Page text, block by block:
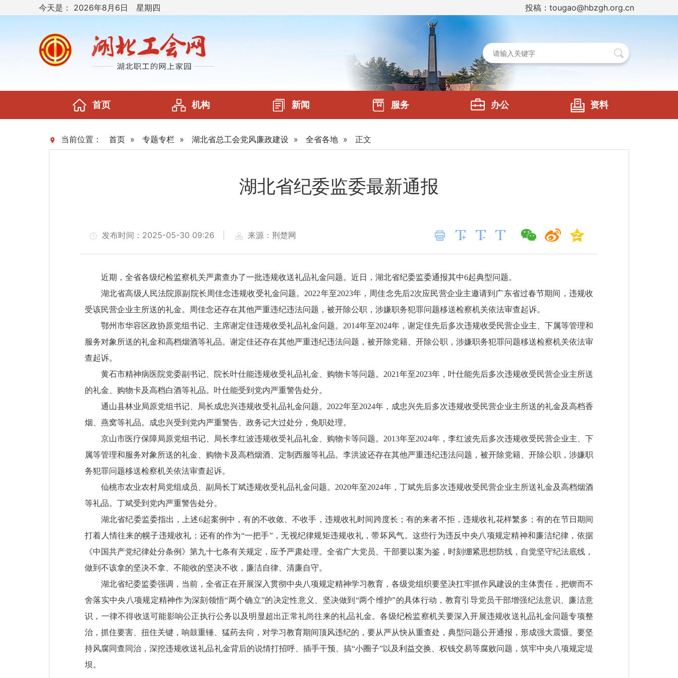
今天是： 2026年8月6日 星期四 投稿：tougao@hbzgh.org.cn
首页 机构 新闻 服务 办公 资料
当前位置： 首页 » 专题专栏 » 湖北省总工会党风廉政建设 » 全省各地 » 正文
湖北省纪委监委最新通报
发布时间：2025-05-30 09:26 来源：荆楚网
近期，全省各级纪检监察机关严肃查办了一批违规收送礼品礼金问题。近日，湖北省纪委监委通报其中6起典型问题。
湖北省高级人民法院原副院长周佳念违规收受礼金问题。2022年至2023年，周佳念先后2次应民营企业主邀请到广东省过春节期间，违规收
受该民营企业主所送的礼金。周佳念还存在其他严重违纪违法问题，被开除公职，涉嫌职务犯罪问题移送检察机关依法审查起诉。
鄂州市华容区政协原党组书记、主席谢定佳违规收受礼品礼金问题。2014年至2024年，谢定佳先后多次违规收受民营企业主、下属等管理和
服务对象所送的礼金和高档烟酒等礼品。谢定佳还存在其他严重违纪违法问题，被开除党籍、开除公职，涉嫌职务犯罪问题移送检察机关依法审
查起诉。
黄石市精神病医院党委副书记、院长叶仕能违规收受礼品礼金、购物卡等问题。2021年至2023年，叶仕能先后多次违规收受民营企业主所送
的礼金、购物卡及高档白酒等礼品。叶仕能受到党内严重警告处分。
通山县林业局原党组书记、局长成忠兴违规收受礼品礼金问题。2022年至2024年，成忠兴先后多次违规收受民营企业主所送的礼金及高档香
烟、燕窝等礼品。成忠兴受到党内严重警告、政务记大过处分，免职处理。
京山市医疗保障局原党组书记、局长李红波违规收受礼品礼金、购物卡等问题。2013年至2024年，李红波先后多次违规收受民营企业主、下
属等管理和服务对象所送的礼金、购物卡及高档烟酒、定制西服等礼品。李洪波还存在其他严重违纪违法问题，被开除党籍、开除公职，涉嫌职
务犯罪问题移送检察机关依法审查起诉。
仙桃市农业农村局党组成员、副局长丁斌违规收受礼品礼金问题。2020年至2024年，丁斌先后多次违规收受民营企业主所送礼金及高档烟酒
等礼品。丁斌受到党内严重警告处分。
湖北省纪委监委指出，上述6起案例中，有的不收敛、不收手，违规收礼时间跨度长；有的来者不拒，违规收礼花样繁多；有的在节日期间
打着人情往来的幌子违规收礼；还有的作为“一把手”，无视纪律规矩违规收礼，带坏风气。这些行为违反中央八项规定精神和廉洁纪律，依据
《中国共产党纪律处分条例》第九十七条有关规定，应予严肃处理。全省广大党员、干部要以案为鉴，时刻绷紧思想防线，自觉坚守纪法底线，
做到不该拿的坚决不拿、不能收的坚决不收，廉洁自律、清廉自守。
湖北省纪委监委强调，当前，全省正在开展深入贯彻中央八项规定精神学习教育，各级党组织要坚决扛牢抓作风建设的主体责任，把锲而不
舍落实中央八项规定精神作为深刻领悟“两个确立”的决定性意义、坚决做到“两个维护”的具体行动，教育引导党员干部增强纪法意识、廉洁意
识，一律不得收送可能影响公正执行公务以及明显超出正常礼尚往来的礼品礼金。各级纪检监察机关要深入开展违规收送礼品礼金问题专项整
治，抓住要害、扭住关键，响鼓重锤、猛药去疴，对学习教育期间顶风违纪的，要从严从快从重查处，典型问题公开通报，形成强大震慑。要坚
持风腐同查同治，深挖违规收送礼品礼金背后的说情打招呼、插手干预、搞“小圈子”以及利益交换、权钱交易等腐败问题，筑牢中央八项规定堤
坝。